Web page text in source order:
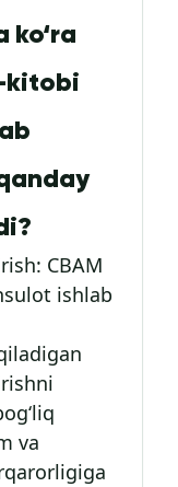
ko‘ra
kitobi
CBAM
ishlab
va